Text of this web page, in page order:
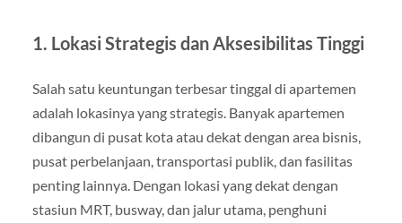
1. Lokasi Strategis dan Aksesibilitas Tinggi
Salah satu keuntungan terbesar tinggal di apartemen
adalah lokasinya yang strategis. Banyak apartemen
dibangun di pusat kota atau dekat dengan area bisnis,
pusat perbelanjaan, transportasi publik, dan fasilitas
penting lainnya. Dengan lokasi yang dekat dengan
stasiun MRT, busway, dan jalur utama, penghuni